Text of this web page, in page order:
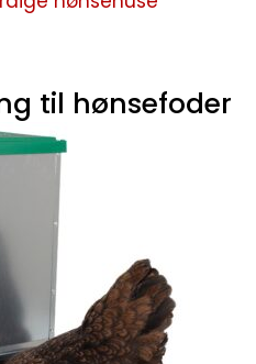
til hønsefoder